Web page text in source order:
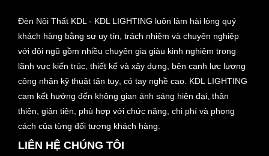
Đèn Nội Thất KDL - KDL LIGHTING luôn làm hài lòng quý
khách hàng bằng sự uy tín, trách nhiệm và chuyên nghiệp
với đội ngũ gồm nhiều chuyên gia giàu kinh nghiệm trong
lãnh vực kiến trúc, thiết kế và xây dựng, bên cạnh lực lượng
công nhân kỹ thuật tận tuỵ, có tay nghề cao. KDL LIGHTING
cam kết hướng đến không gian ánh sáng hiện đại, thân
thiện, giản tiện, phù hợp với chức năng, chi phí và phong
cách của từng đối tượng khách hàng.
LIÊN HỆ CHÚNG TÔI